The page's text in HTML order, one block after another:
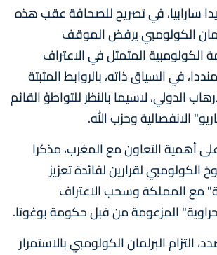
سارابيا، في تصريح للصحافة عقب هذه
الكولومبي يرفض الموقف
المتمثل في الاعتراف
في السياق ذاته، بالروابط المثبتة
الدولي، لاسيما بالنظر للتواطؤ القائم
الانفصالية وحزب الله.
أهمية التعاون مع المغرب، مذكرا
الكولومبي لقرارين لفائدة تعزيز
مع المملكة وسحب الاعتراف
المزعومة من قبل حكومة بوغوتا.
التزام البرلمان الكولومبي بالاستمرار